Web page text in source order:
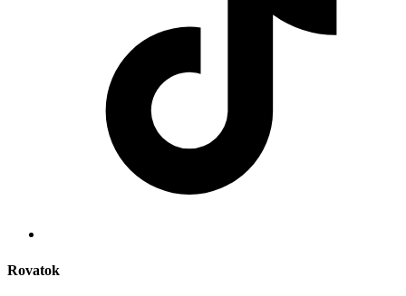
Rovatok